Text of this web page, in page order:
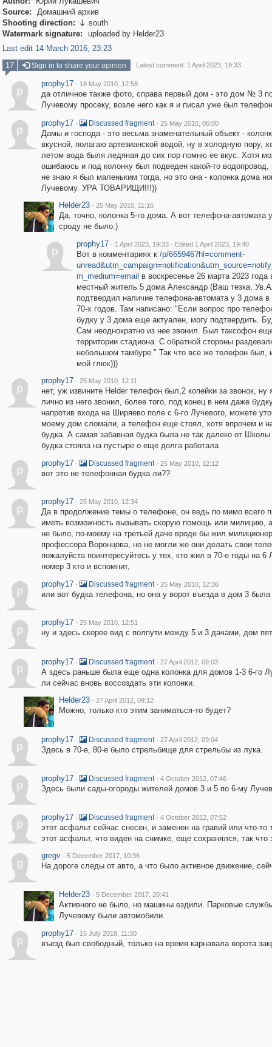
Source:
Домашний архив
Shooting direction:  south
Watermark signature:
uploaded by Helder23
Last edit 14 March 2016, 23:23
17
Sign in to share your opinion Latest comment: 1 April 2023, 19:33
p
prophy17 · 18 May 2010, 12:58
да отличное также фото, справа первый дом - это дом № 3
Лучевому просеку, возле него как я и писал уже был
p
prophy17 · Discussed fragment · 25 May 2010, 06:00
Дамы и господа - это весьма знаменательный объект -
вкусной, полагаю артезианской водой, ну в холодную пору,
летом вода быля ледяная до сих пор помню ее вкус. Хотя
ошибаюсь и под колонку был подведен какой-то водопровод,
не знаю я был маленьким тогда, но это она - колонка дома
Лучевому. УРА ТОВАРИЩИ!!!))
Helder23 · 25 May 2010, 11:16
Да, точно, колонка 5-го дома. А вот телефона-
сроду не было.)
p
prophy17 · 1 April 2023, 19:33 · Edited 1 April 2023, 19:40
Вот в комментариях к /p/665946?hl=comment-
m_medium=email в воскресенье 26 марта 2023 года
местный житель 5 дома Александр (Ваш тезка,
подтвердил наличие телефона-автомата у 3 дома в
70-х годов. Там написано: "Если вопрос про
будку у 3 дома еще актуален, могу подтвердить.
Сам неоднократно из нее звонил. Был таксофон
территории стадиона. С обратной стороны
небольшом тамбуре." Так что все же телефон был,
мой глюк)))
p
prophy17 · 25 May 2010, 12:11
нет, уж извините Helder телефон был,2 копейки за звонок, ну
лично из него звонил, более того, под конец в нем даже
напротив входа на Ширяево поле с 6-го Лучевого, можете
моему дом сломали, а телефон еще стоял, хотя впрочем и
будка. А самая забавная будка была не так далеко от
будка стояла на пустыре о еще долга работала
p
prophy17 · Discussed fragment · 25 May 2010, 12:12
вот это не телефонная будка ли??
p
prophy17 · 25 May 2010, 12:34
Да в продолжение темы о телефоне, он ведь по мимо всего
иметь возможность вызывать скорую помощь или милицию,
не было, по-моему на третьей даче вроде бы жил
профессора Воронцова, но не могли же они делать свои
пожалуйста поинтересуйтесь у тех, кто жил в 70-е годы на
номер 3 кто и вспомнит,
p
prophy17 · Discussed fragment · 25 May 2010, 12:36
или вот будка телефона, но она у ворот въезда в дом 3 была
p
prophy17 · 25 May 2010, 12:51
ну и здесь скорее вид с полпути между 5 и 3 дачами, дом
p
prophy17 · Discussed fragment · 27 April 2012, 09:03
А здесь раньше была еще одна колонка для домов 1-3 6-го
ли сейчас вновь воссоздать эти колонки.
Helder23 · 27 April 2012, 09:12
Можно, только кто этим заниматься-то будет?
p
prophy17 · Discussed fragment · 27 April 2012, 09:04
Здесь в 70-е, 80-е было стрельбище для стрельбы из лука.
p
prophy17 · Discussed fragment · 4 October 2012, 07:46
Здесь были сады-огороды жителей домов 3 и 5 по 6-му
p
prophy17 · Discussed fragment · 4 October 2012, 07:52
этот асфальт сейчас снесен, и заменен на гравий или что-
этот асфальт, что виден на снимке, еще сохранялся, так что
g
gregv · 5 December 2017, 10:36
На дороге следы от авто, а что было активное движение,
Helder23 · 5 December 2017, 20:41
Активного не было, но машины ездили. Парковые
Лучевому были автомобили.
p
prophy17 · 15 July 2018, 11:30
въезд был свободный, только на время карнавала ворота